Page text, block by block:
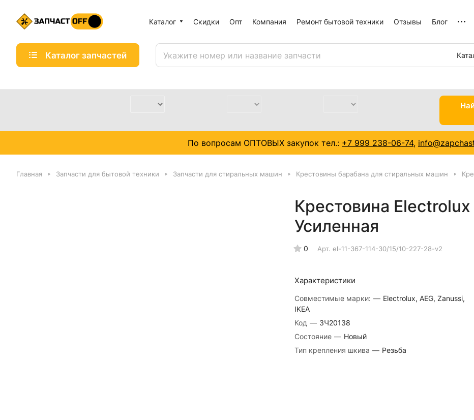
Каталог Скидки Опт Компания Ремонт бытовой техники Отзывы Блог
Каталог запчастей
По вопросам ОПТОВЫХ закупок тел.: +7 999 238-06-74,
Главная Запчасти для бытовой техники Запчасти для стиральных машин Крестовины барабана для стиральных машин
Крестовина
Усиленная
0 Арт. el-11-367-114-30/15/10-227-28-v2
Характеристики
Совместимые марки: — Electrolux, AEG, Zanussi,
IKEA
Код — ЗЧ20138
Состояние — Новый
Тип крепления шкива — Резьба